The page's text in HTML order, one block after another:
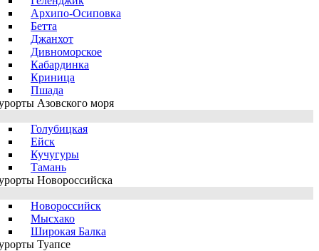
Архипо-Осиповка
Бетта
Джанхот
Дивноморское
Кабардинка
Криница
Пшада
Азовского моря
Голубицкая
Ейск
Кучугуры
Тамань
Новороссийска
Новороссийск
Мысхако
Широкая Балка
Туапсе